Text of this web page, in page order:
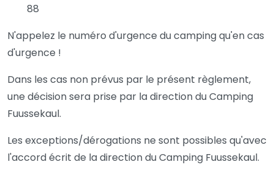
88
N'appelez le numéro d'urgence du camping qu'en cas
d'urgence !
Dans les cas non prévus par le présent règlement,
une décision sera prise par la direction du Camping
Fuussekaul.
Les exceptions/dérogations ne sont possibles qu'avec
l'accord écrit de la direction du Camping Fuussekaul.